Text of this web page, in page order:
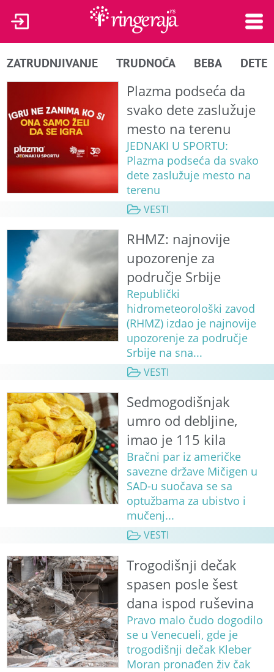
ZATRUDNJIVANJE TRUDNOĆA BEBA DETE
Plazma podseća da
svako dete zaslužuje
mesto na terenu
JEDNAKI U SPORTU:
Plazma podseća da svako
dete zaslužuje mesto na
terenu
VESTI
RHMZ: najnovije
upozorenje za
područje Srbije
Republički
hidrometeorološki zavod
(RHMZ) izdao je najnovije
upozorenje za područje
Srbije na sna...
VESTI
Sedmogodišnjak
umro od debljine,
imao je 115 kila
Bračni par iz američke
savezne države Mičigen u
SAD-u suočava se sa
optužbama za ubistvo i
mučenj...
VESTI
Trogodišnji dečak
spasen posle šest
dana ispod ruševina
Pravo malo čudo dogodilo
se u Venecueli, gde je
trogodišnji dečak Kleber
Moran pronađen živ čak